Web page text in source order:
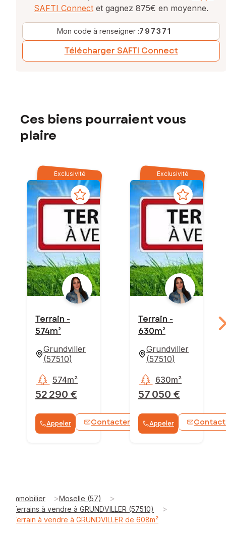
SAFTI Connect et gagnez 875€ en moyenne.
Mon code à renseigner :797371
Télécharger SAFTI Connect
Ces biens pourraient vous
plaire
Exclusivité
Terrain -
574m²
Grundviller
(57510)
52 290 €
574m²
Appeler Contacter WhatsApp
Exclusivité
Terrain -
630m²
Grundviller
(57510)
57 050 €
630m²
Appeler
Immobilier >Moselle (57) >
Terrains à vendre à GRUNDVILLER (57510) >
Terrain à vendre à GRUNDVILLER de 608m²